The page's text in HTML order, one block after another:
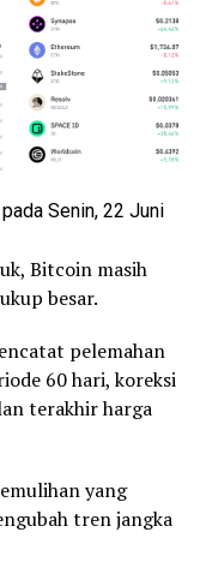
Senin, 22 Juni
Bitcoin masih
besar.
pelemahan
60 hari, koreksi
terakhir harga
yang
tren jangka